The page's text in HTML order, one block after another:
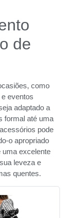
de
como
eventos
adaptado a
formal até uma
pode
o apropriado
uma excelente
leveza e
quentes.